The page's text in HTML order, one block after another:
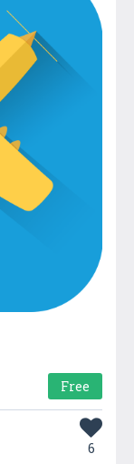
Free
6